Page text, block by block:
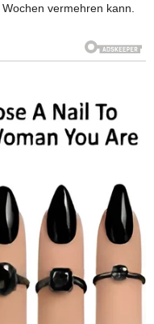
vermehren kann.